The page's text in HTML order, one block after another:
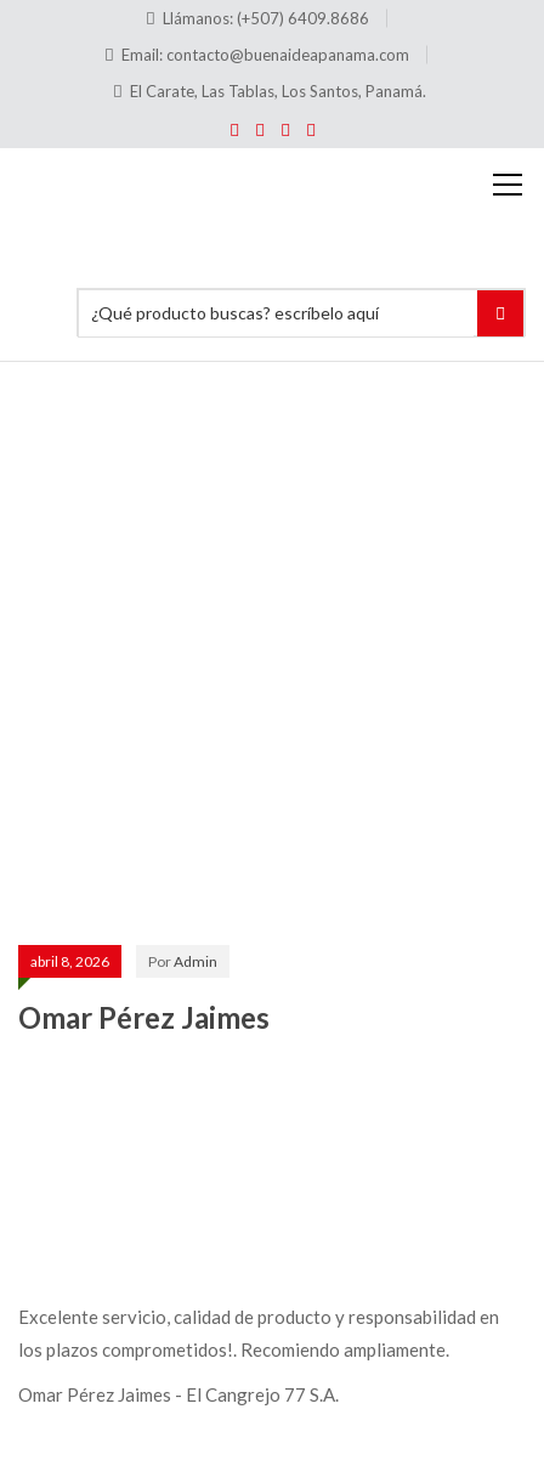
Llámanos: (+507) 6409.8686
Email: contacto@buenaideapanama.com
El Carate, Las Tablas, Los Santos, Panamá.
abril 8, 2026 PorAdmin
Omar Pérez Jaimes
Excelente servicio, calidad de producto y responsabilidad en
los plazos comprometidos!. Recomiendo ampliamente.
Omar Pérez Jaimes - El Cangrejo 77 S.A.